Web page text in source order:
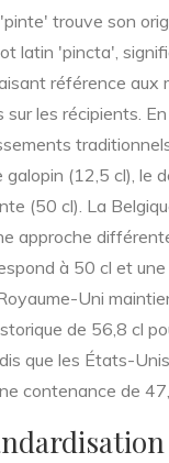
trouve son
latin 'pincta',
référence aux
les récipients. En
galopin (12,5 cl), le
(50 cl). La
approche
à 50 cl et
Uni
de 56,8 cl
que les États-Unis
contenance de